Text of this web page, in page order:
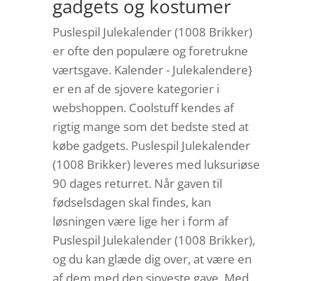
gadgets og kostumer
Puslespil Julekalender (1008 Brikker)
er ofte den populære og foretrukne
værtsgave. Kalender - Julekalendere}
er en af de sjovere kategorier i
webshoppen. Coolstuff kendes af
rigtig mange som det bedste sted at
købe gadgets. Puslespil Julekalender
(1008 Brikker) leveres med luksuriøse
90 dages returret. Når gaven til
fødselsdagen skal findes, kan
løsningen være lige her i form af
Puslespil Julekalender (1008 Brikker),
og du kan glæde dig over, at være en